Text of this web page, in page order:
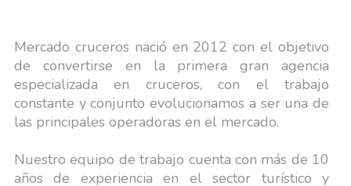
Mercado cruceros nació en 2012 con el objetivo
de convertirse en la primera gran agencia
especializada en cruceros, con el trabajo
constante y conjunto evolucionamos a ser una de
las principales operadoras en el mercado.
Nuestro equipo de trabajo cuenta con más de 10
años de experiencia en el sector turístico y